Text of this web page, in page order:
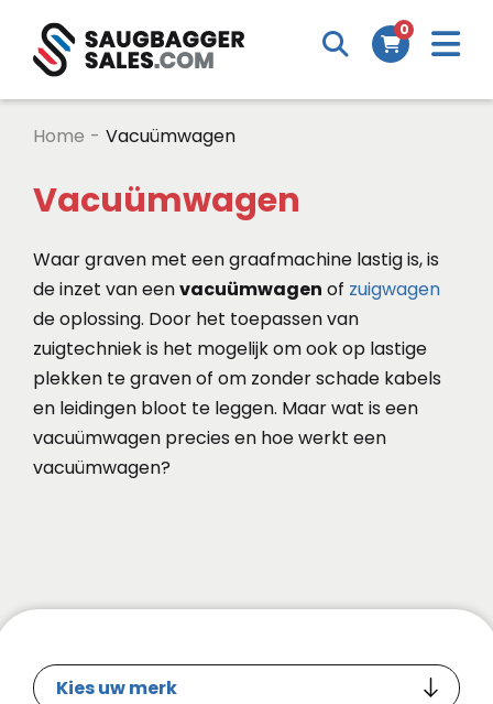
Search
0
Cart
Home - Vacuümwagen
Vacuümwagen
Waar graven met een graafmachine lastig is, is
de inzet van eenvacuümwagen of zuigwagen
de oplossing. Door het toepassen van
zuigtechniek is het mogelijk om ook op lastige
plekken te graven of om zonder schade kabels
en leidingen bloot te leggen. Maar wat is een
vacuümwagen precies en hoe werkt een
vacuümwagen?